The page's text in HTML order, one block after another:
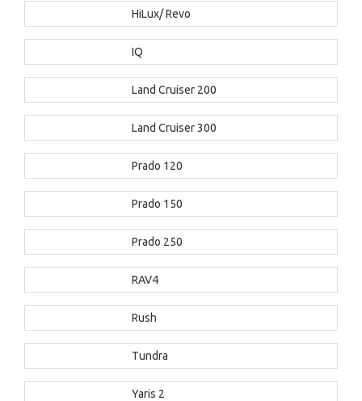
HiLux/ Revo
IQ
Land Cruiser 200
Land Cruiser 300
Prado 120
Prado 150
Prado 250
RAV4
Rush
Tundra
Yaris 2